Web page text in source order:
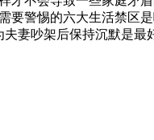
警惕的六大生活禁区是
妻吵架后保持沉默是最